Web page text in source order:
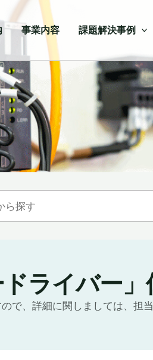
事業内容 課題解決事例
ライバー
で、詳細に関しましては、担